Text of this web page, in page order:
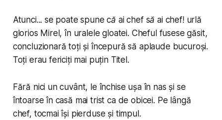
Atunci... se poate spune că ai chef să ai chef!urlă
glorios Mirel, în uralele gloatei. Cheful fusese găsit,
concluzionară toți și începură să aplaude bucuroși.
Toți erau fericiți mai puțin Titel.
Fără nici un cuvânt, le închise ușa în nas și se
întoarse în casă mai trist ca de obicei. Pe lângă
chef, tocmai își pierduse și timpul.